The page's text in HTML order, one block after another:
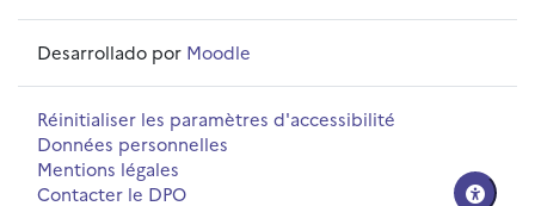
Desarrollado por Moodle
Réinitialiser les paramètres d'accessibilité
Données personnelles
Mentions légales
Contacter le DPO